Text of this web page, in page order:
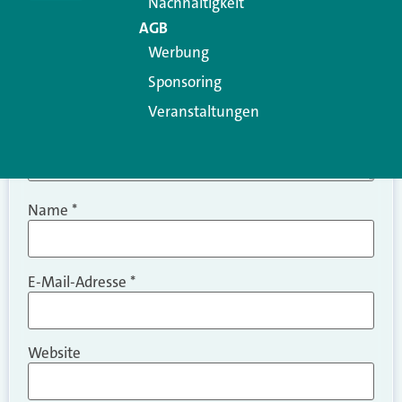
Name *
E-Mail-Adresse *
Website
AGB
Werbung
Sponsoring
Veranstaltungen